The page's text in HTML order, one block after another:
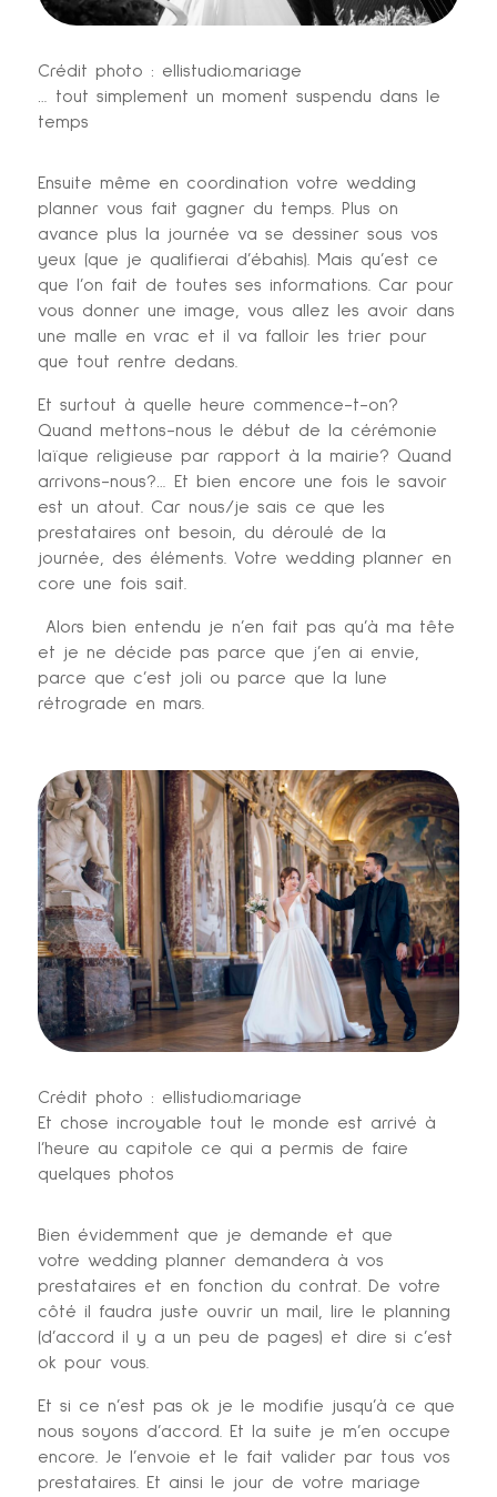
Crédit photo : ellistudio.mariage
… tout simplement un moment suspendu dans le
temps
Ensuite même en coordination votre wedding
planner vous fait gagner du temps. Plus on
avance plus la journée va se dessiner sous vos
yeux (que je qualifierai d’ébahis). Mais qu’est ce
que l’on fait de toutes ses informations. Car pour
vous donner une image, vous allez les avoir dans
une malle en vrac et il va falloir les trier pour
que tout rentre dedans.
Et surtout à quelle heure commence-t-on?
Quand mettons-nous le début de la cérémonie
laïque religieuse par rapport à la mairie? Quand
arrivons-nous?… Et bien encore une fois le savoir
est un atout. Car nous/je sais ce que les
prestataires ont besoin, du déroulé de la
journée, des éléments. Votre wedding planner en
core une fois sait.
Alors bien entendu je n’en fait pas qu’à ma tête
et je ne décide pas parce que j’en ai envie,
parce que c’est joli ou parce que la lune
rétrograde en mars.
Crédit photo : ellistudio.mariage
Et chose incroyable tout le monde est arrivé à
l’heure au capitole ce qui a permis de faire
quelques photos
Bien évidemment que je demande et que
votre wedding planner demandera à vos
prestataires et en fonction du contrat. De votre
côté il faudra juste ouvrir un mail, lire le planning
(d’accord il y a un peu de pages) et dire si c’est
ok pour vous.
Et si ce n’est pas ok je le modifie jusqu’à ce que
nous soyons d’accord. Et la suite je m’en occupe
encore. Je l’envoie et le fait valider par tous vos
prestataires. Et ainsi le jour de votre mariage